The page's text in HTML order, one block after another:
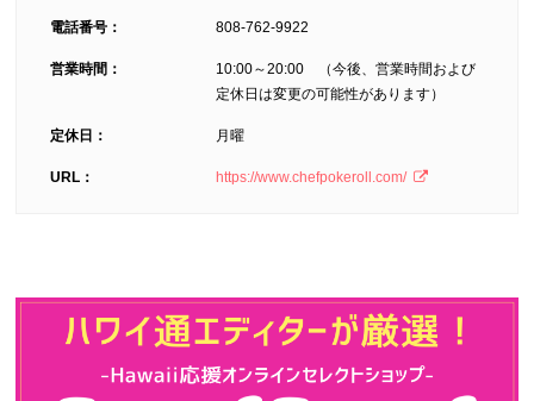
電話番号： 808-762-9922
営業時間：
10:00～20:00 （今後、営業時間および
定休日は変更の可能性があります）
定休日： 月曜
URL： https://www.chefpokeroll.com/